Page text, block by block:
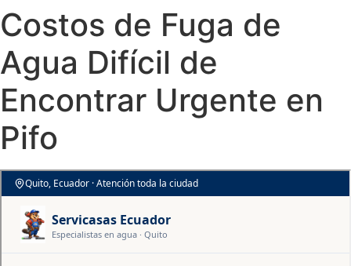
Costos de Fuga de
Agua Difícil de
Encontrar Urgente en
Pifo